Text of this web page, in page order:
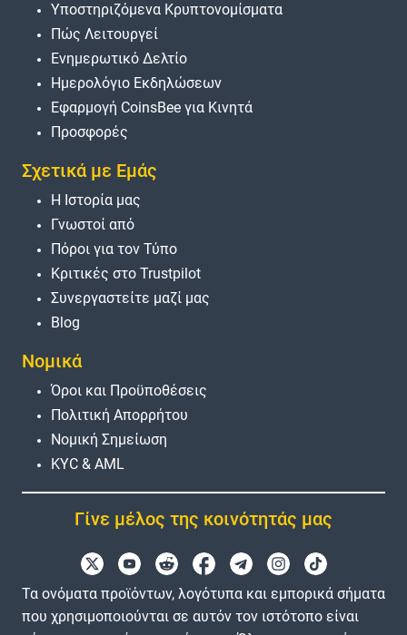
Υποστηριζόμενα Κρυπτονομίσματα
Πώς Λειτουργεί
Ενημερωτικό Δελτίο
Ημερολόγιο Εκδηλώσεων
Εφαρμογή CoinsBee για Κινητά
Προσφορές
Σχετικά με Εμάς
Η Ιστορία μας
Γνωστοί από
Πόροι για τον Τύπο
Κριτικές στο Trustpilot
Συνεργαστείτε μαζί μας
Blog
Νομικά
Όροι και Προϋποθέσεις
Πολιτική Απορρήτου
Νομική Σημείωση
KYC & AML
Γίνε μέλος της κοινότητάς μας
Τα ονόματα προϊόντων, λογότυπα και εμπορικά σήματα
που χρησιμοποιούνται σε αυτόν τον ιστότοπο είναι